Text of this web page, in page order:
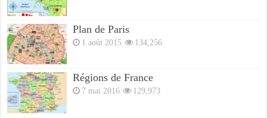
Plan de Paris
1 août 2015 134,256
Régions de France
7 mai 2016 129,973